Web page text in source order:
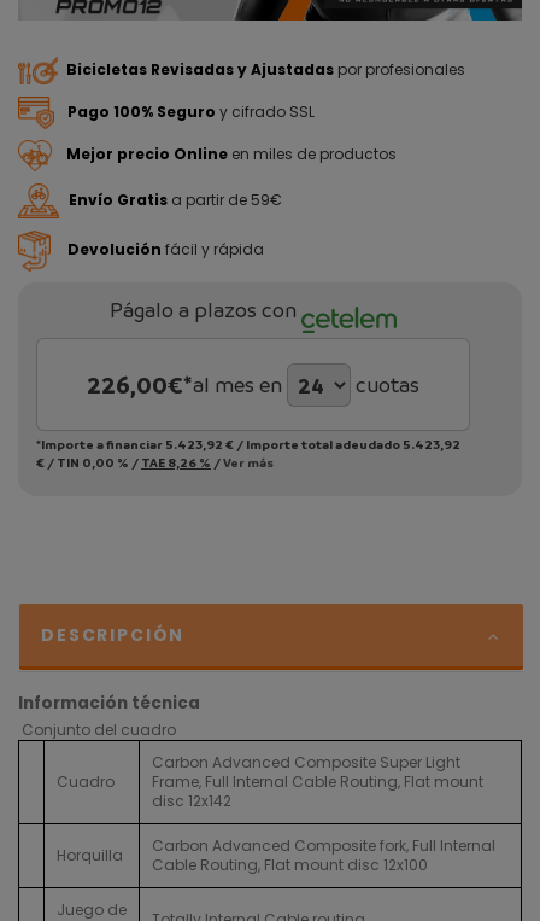
Bicicletas Revisadas y Ajustadas por profesionales
Pago 100% Seguro y cifrado SSL
Mejor precio Online en miles de productos
Envío Gratis a partir de 59€
Devolución fácil y rápida
Págalo a plazos con
226,00€*al mes en cuotas
*Importe a financiar 5.423,92 € / Importe total adeudado 5.423,92
€ / TIN 0,00 % / TAE 8,26 % /Ver más
DESCRIPCIÓN
Información técnica
Conjunto del cuadro
Cuadro
Carbon Advanced Composite Super Light
Frame, Full Internal Cable Routing, Flat mount
disc 12x142
Horquilla
Carbon Advanced Composite fork, Full Internal
Cable Routing, Flat mount disc 12x100
Juego de